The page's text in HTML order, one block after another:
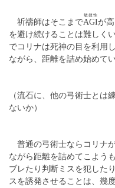
祈禱師はそこまでAGI
敏捷性
が
を避け続けることは難しく
でコリナは死神の目を利用
ながら、距離を詰め始めてい
（流石に、他の弓術士とは
ないか）
普通の弓術士ならコリナ
ながら距離を詰めてこよう
ブレたり判断ミスを犯した
スを誘発させることは、幾